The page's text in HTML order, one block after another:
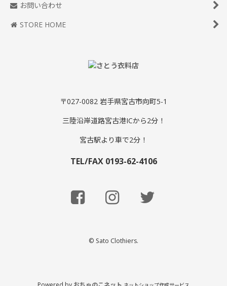
お問い合わせ
STORE HOME
〒027-0082 岩手県宮古市向町5-1
三陸沿岸道路宮古港ICから2分！
宮古駅より車で2分！
TEL/FAX 0193-62-4106
© Sato Clothiers.